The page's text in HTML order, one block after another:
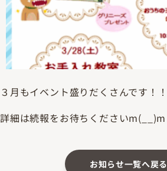
３月もイベント盛りだくさんです！！
詳細は続報をお待ちくださいm(__)m
お知らせ一覧へ戻る